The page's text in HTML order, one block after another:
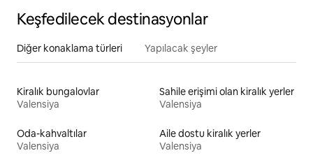
Keşfedilecek destinasyonlar
Diğer konaklama türleri Yapılacak şeyler
Kiralık bungalovlar
Valensiya
Sahile erişimi olan kiralık yerler
Valensiya
Oda-kahvaltılar
Valensiya
Aile dostu kiralık yerler
Valensiya